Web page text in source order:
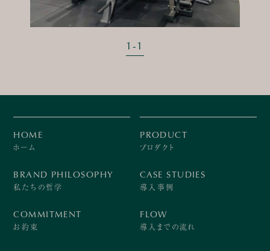
1 -1
HOME
ホーム
BRAND PHILOSOPHY
私たちの哲学
COMMITMENT
お約束
PRODUCT
プロダクト
CASE STUDIES
導入事例
FLOW
導入までの流れ